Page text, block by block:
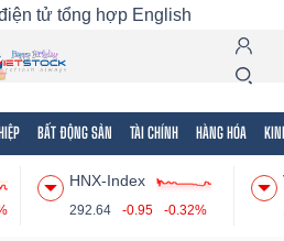
tử tổng hợp English
BẤT ĐỘNG SẢN TÀI CHÍNH HÀNG HÓA
HNX-Index
292.64 -0.95 -0.32%
Mã chứng khoán